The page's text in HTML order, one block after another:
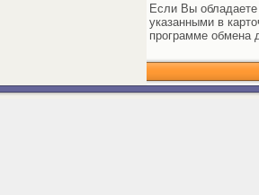
Если Вы
указанными в
программе обмена